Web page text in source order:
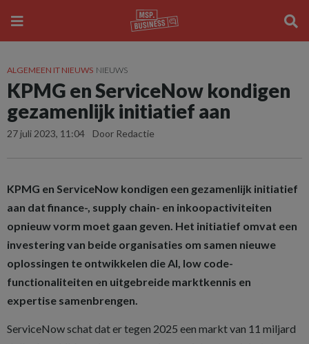
ALGEMEEN IT NIEUWS NIEUWS
KPMG en ServiceNow kondigen
gezamenlijk initiatief aan
27 juli 2023, 11:04 Door Redactie
KPMG en ServiceNow kondigen een gezamenlijk initiatief
aan dat finance-, supply chain- en inkoopactiviteiten
opnieuw vorm moet gaan geven. Het initiatief omvat een
investering van beide organisaties om samen nieuwe
oplossingen te ontwikkelen die AI, low code-
functionaliteiten en uitgebreide marktkennis en
expertise samenbrengen.
ServiceNow schat dat er tegen 2025 een markt van 11 miljard